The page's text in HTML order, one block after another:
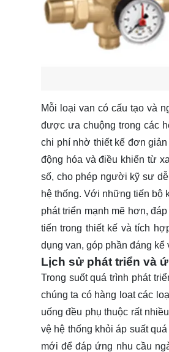
Mỗi loại van có cấu tạo và
được ưa chuộng trong các
chi phí nhờ thiết kế đơn
động hóa và điều khiển từ
số, cho phép người kỹ sư
hệ thống. Với những tiến bộ
phát triển mạnh mẽ hơn,
tiến trong thiết kế và tích
dụng van, góp phần đáng
Lịch sử phát triển và
Trong suốt quá trình phát
chúng ta có hàng loạt các
uống đều phụ thuộc rất
vệ hệ thống khỏi áp suất
mới để đáp ứng nhu cầu